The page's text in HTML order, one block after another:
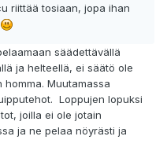
riittää tosiaan, jopa ihan
säädettävällä
ja helteellä, ei säätö ole
Muutamassa
Loppujen lopuksi
joilla ei ole jotain
ja ne pelaa nöyrästi ja